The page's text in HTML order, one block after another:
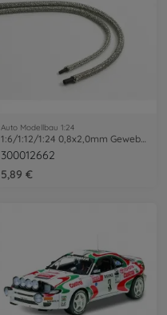
Auto Modellbau 1:24
1:6/1:12/1:24 0,8x2,0mm Gewebeschl. 1m
300012662
5,89 €